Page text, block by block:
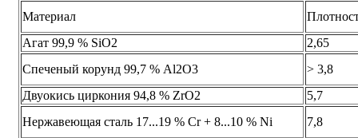
Материал
Aгат 99,9 % SiO2
2,65
Спеченый корунд 99,7 % Al2O3
> 3,8
Двуокись циркония 94,8 % ZrO2
5,7
Нержавеющая сталь 17...19 % Сr + 8...10 % Ni
7,8